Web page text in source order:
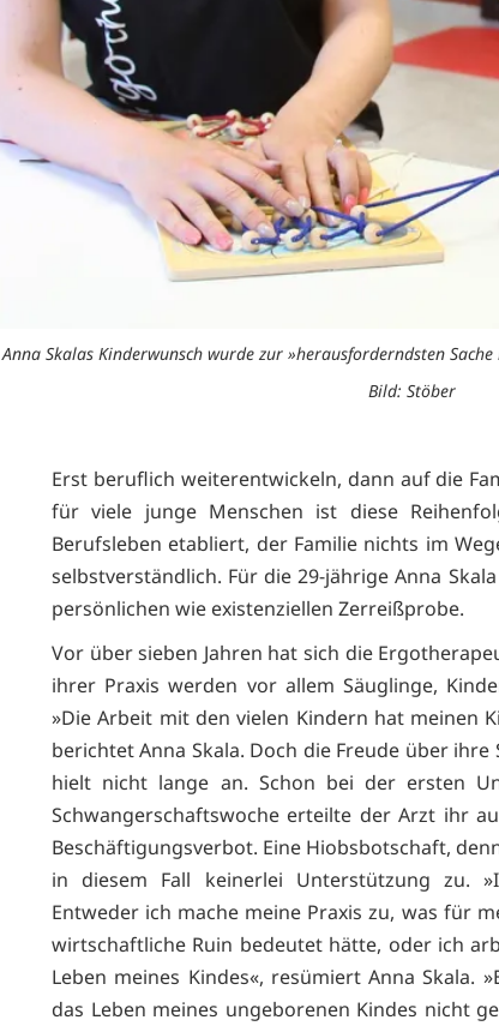
Anna Skalas Kinderwunsch wurde zur »herausforderndsten
Bild: Stöber
Erst beruflich weiterentwickeln, dann auf die
für viele junge Menschen ist diese
Berufsleben etabliert, der Familie nichts im
selbstverständlich. Für die 29-jährige Anna
persönlichen wie existenziellen Zerreißprobe.
Vor über sieben Jahren hat sich die
ihrer Praxis werden vor allem Säuglinge,
»Die Arbeit mit den vielen Kindern hat meinen
berichtet Anna Skala. Doch die Freude über ihre
hielt nicht lange an. Schon bei der ersten
Schwangerschaftswoche erteilte der Arzt ihr
Beschäftigungsverbot. Eine Hiobsbotschaft,
in diesem Fall keinerlei Unterstützung zu.
Entweder ich mache meine Praxis zu, was für
wirtschaftliche Ruin bedeutet hätte, oder ich
Leben meines Kindes«, resümiert Anna Skala.
das Leben meines ungeborenen Kindes nicht